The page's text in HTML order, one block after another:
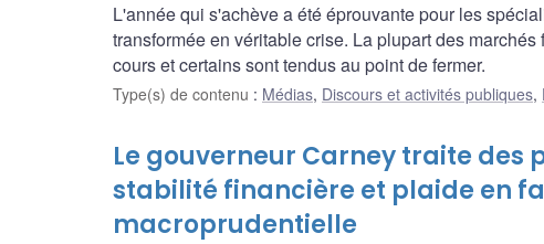
L'année qui s'achève a été éprouvante pour les
transformée en véritable crise. La plupart des
cours et certains sont tendus au point de fermer.
Type(s) de contenu : Médias, Discours et activités publiques,
Le gouverneur Carney traite des
stabilité financière et plaide en
macroprudentielle